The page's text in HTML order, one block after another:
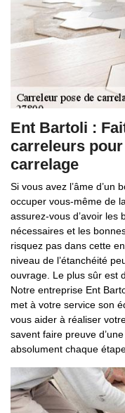
Ent Bartoli :
carreleurs
carrelage
Si vous avez l’âme d’un
occuper vous-même de
assurez-vous d’avoir les
nécessaires et les
risquez pas dans cette
niveau de l’étanchéité
ouvrage. Le plus sûr est
Notre entreprise Ent
met à votre service son
vous aider à réaliser
savent faire preuve
absolument chaque